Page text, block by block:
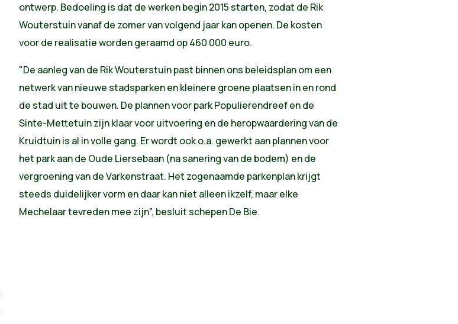
ontwerp. Bedoeling is dat de werken begin 2015 starten, zodat de Rik
Wouterstuin vanaf de zomer van volgend jaar kan openen. De kosten
voor de realisatie worden geraamd op 460 000 euro.
"De aanleg van de Rik Wouterstuin past binnen ons beleidsplan om een
netwerk van nieuwe stadsparken en kleinere groene plaatsen in en rond
de stad uit te bouwen. De plannen voor park Populierendreef en de
Sinte-Mettetuin zijn klaar voor uitvoering en de heropwaardering van de
Kruidtuin is al in volle gang. Er wordt ook o.a. gewerkt aan plannen voor
het park aan de Oude Liersebaan (na sanering van de bodem) en de
vergroening van de Varkenstraat. Het zogenaamde parkenplan krijgt
steeds duidelijker vorm en daar kan niet alleen ikzelf, maar elke
Mechelaar tevreden mee zijn", besluit schepen De Bie.